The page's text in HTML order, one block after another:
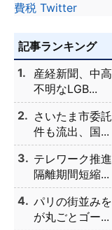
費税 Twitter
記事ランキング
産経新聞、中
不明なLGB...
さいたま市委
件も流出、国...
テレワーク推
隔離期間短縮...
パリの街並み
が丸ごとゴー...